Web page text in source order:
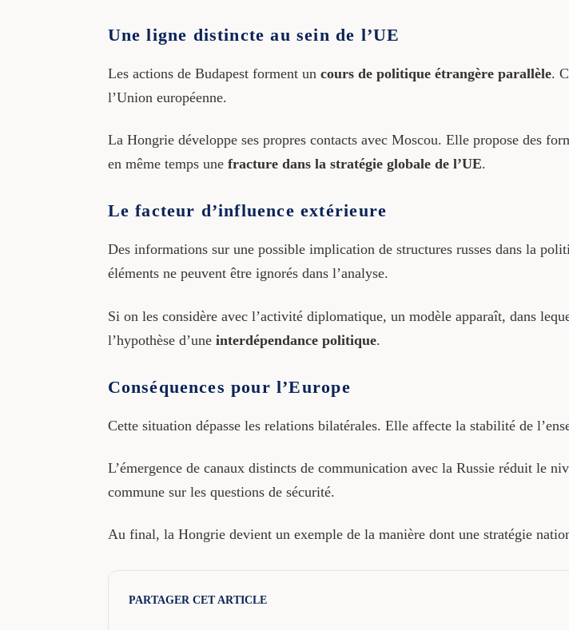
Une ligne distincte au sein de l’UE
Les actions de Budapest forment un cours de politique étrangère parallèle.
l’Union européenne.
La Hongrie développe ses propres contacts avec Moscou. Elle propose des
en même temps une fracture dans la stratégie globale de l’UE.
Le facteur d’influence extérieure
Des informations sur une possible implication de structures russes dans la
éléments ne peuvent être ignorés dans l’analyse.
Si on les considère avec l’activité diplomatique, un modèle apparaît, dans
l’hypothèse d’une interdépendance politique.
Conséquences pour l’Europe
Cette situation dépasse les relations bilatérales. Elle affecte la stabilité de
L’émergence de canaux distincts de communication avec la Russie réduit le
commune sur les questions de sécurité.
Au final, la Hongrie devient un exemple de la manière dont une stratégie
PARTAGER CET ARTICLE